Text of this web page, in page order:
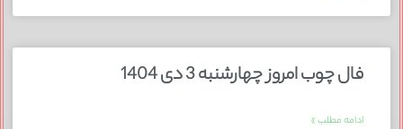
فال چوب امروز چهارشنبه 3 دی 1404
ادامه مطلب »